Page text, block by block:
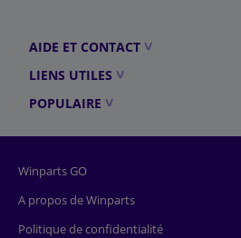
AIDE ET CONTACT
LIENS UTILES
POPULAIRE
Winparts GO
A propos de Winparts
Politique de confidentialité